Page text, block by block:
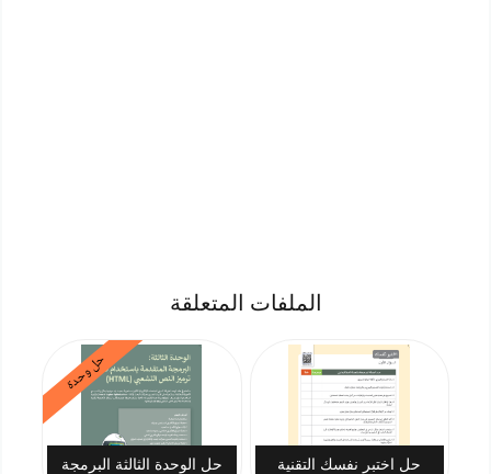
الملفات المتعلقة
حل اختبر نفسك التقنية
حل وحدة
حل الوحدة الثالثة البرمجة